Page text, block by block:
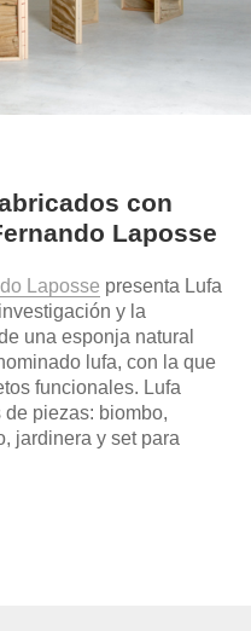
con
Laposse
Laposse presenta Lufa
y la
una esponja natural
lufa, con la que
funcionales. Lufa
piezas: biombo,
jardinera y set para
author/redaccion/